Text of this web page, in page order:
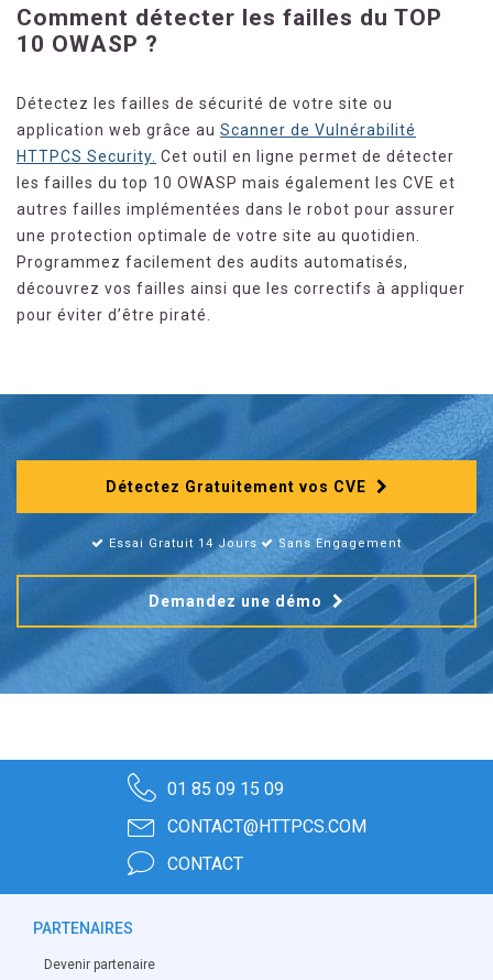
Comment détecter les failles du TOP
10 OWASP ?
Détectez les failles de sécurité de votre site ou
application web grâce au Scanner de Vulnérabilité
HTTPCS Security. Cet outil en ligne permet de détecter
les failles du top 10 OWASP mais également les CVE et
autres failles implémentées dans le robot pour assurer
une protection optimale de votre site au quotidien.
Programmez facilement des audits automatisés,
découvrez vos failles ainsi que les correctifs à appliquer
pour éviter d’être piraté.
Détectez Gratuitement vos CVE
Essai Gratuit 14 Jours Sans Engagement
Demandez une démo
01 85 09 15 09
CONTACT@HTTPCS.COM
CONTACT
PARTENAIRES
Devenir partenaire